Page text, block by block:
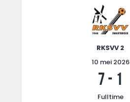
Foto album
RKSVV 2
10 mei 2026
7 - 1
Fulltime